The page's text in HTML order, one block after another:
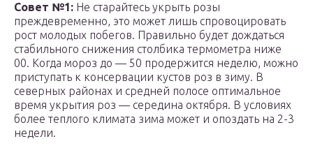
Совет №1: Не старайтесь укрыть розы
преждевременно, это может лишь спровоцировать
рост молодых побегов. Правильно будет дождаться
стабильного снижения столбика термометра ниже
00. Когда мороз до — 50 продержится неделю, можно
приступать к консервации кустов роз в зиму. В
северных районах и средней полосе оптимальное
время укрытия роз — середина октября. В условиях
более теплого климата зима может и опоздать на 2-3
недели.